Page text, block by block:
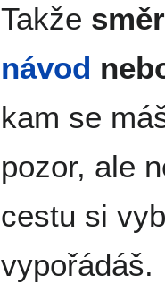
Takže
návod
kam se
pozor, ale
cestu si
vypořádáš.